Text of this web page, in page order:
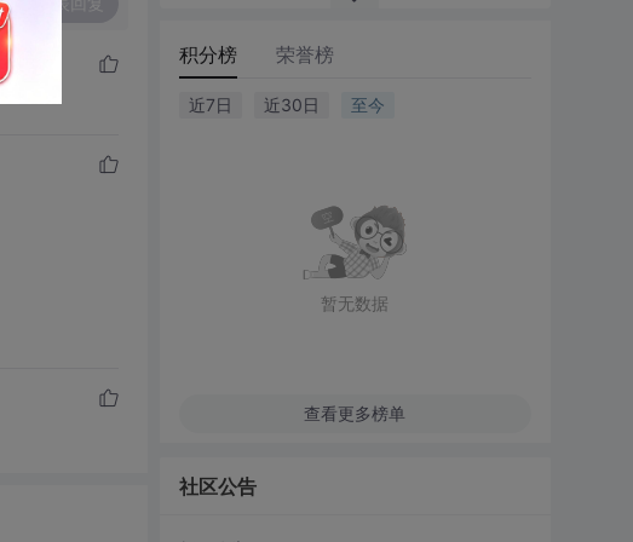
积分榜 荣誉榜
近7日 近30日 至今
暂无数据
查看更多榜单
社区公告